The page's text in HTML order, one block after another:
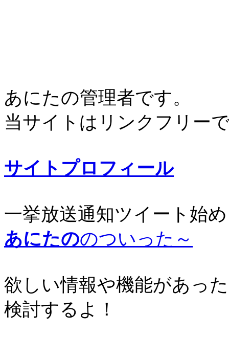
あにたの管理者です。
当サイトはリンクフリー
サイトプロフィール
一挙放送通知ツイート始
あにたののついった～
欲しい情報や機能があっ
検討するよ！